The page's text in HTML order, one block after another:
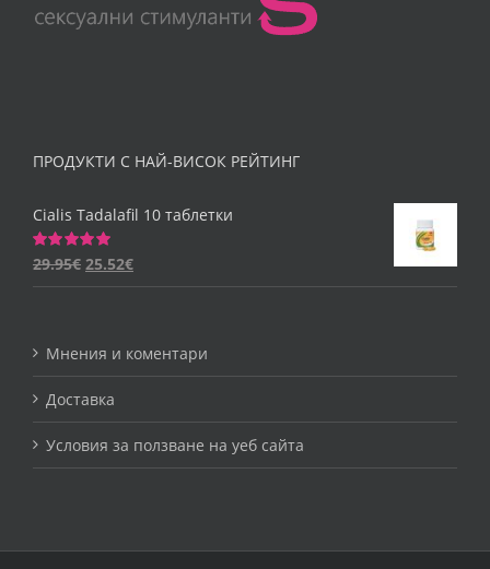
ПРОДУКТИ С НАЙ-ВИСОК РЕЙТИНГ
Cialis Tadalafil 10 таблетки
Оценено
29.95€ 25.52€
Мнения и коментари
Доставка
Условия за ползване на уеб сайта